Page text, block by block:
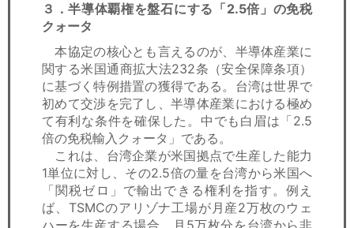
３．半導体覇権を盤石にする「2.5倍」の免税
クォータ
本協定の核心とも言えるのが、半導体産業に
関する米国通商拡大法232条（安全保障条項）
に基づく特例措置の獲得である。台湾は世界で
初めて交渉を完了し、半導体産業における極め
て有利な条件を確保した。中でも白眉は「2.5
倍の免税輸入クォータ」である。
これは、台湾企業が米国拠点で生産した能力
1単位に対し、その2.5倍の量を台湾から米国へ
「関税ゼロ」で輸出できる権利を指す。例え
ば、TSMCのアリゾナ工場が月産2万枚のウェ